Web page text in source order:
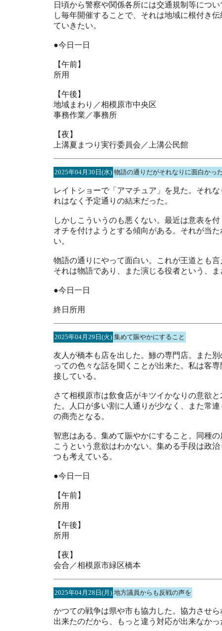
日頃から警察や関係各所には交通規制等につ
し毎年開催することで、それは地域に根付き
ていきたい。
●今日一日
【午前】
所用
【午後】
地域まわり／相模原市中央区
事務作業／事務所
【夜】
上溝夏まつり実行委員会／上溝公民館
2025年04月30日(水) 物語の通りだがそれなりに面白かっ
レイトショーで「アマチュア」を見た。それ
れはなく予定通りの結末だった。
しかしこういうのも悪くない。最近は意表を
オチを付けようとする傾向がある。それが当
い。
物語の通りにやって面白い。これが王道とも
それは物語であり、また演じる役者という、
●今日一日
終日所用
2025年04月29日(火) 集めて賑やかにすること
友人が橋本も店を出した。鯵の専門店。また
っての色々な話を聞くことが出来た。私は客
接している。
さて相模原市は飲食店がキツイかなりの意欲
た。人口が多い割に人通りが少なく、また常
の商売となる。
智恵はある。集めて賑やかにすること。同種
こうという意欲はわかない。集める手段は政
つも考えている。
●今日一日
【午前】
所用
【午後】
所用
【夜】
会合／相模原市緑区橋本
2025年04月28日(月) 地方議員からも反戦の声を
かつての戦争は県や市も協力した。協力させ
出来たのだから、もっと違う対応が出来なか